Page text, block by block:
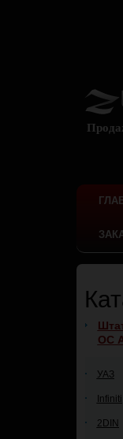
и
ОС
УАЗ
Infiniti
2DIN